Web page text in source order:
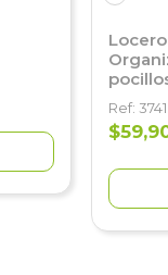
Ref: 3741